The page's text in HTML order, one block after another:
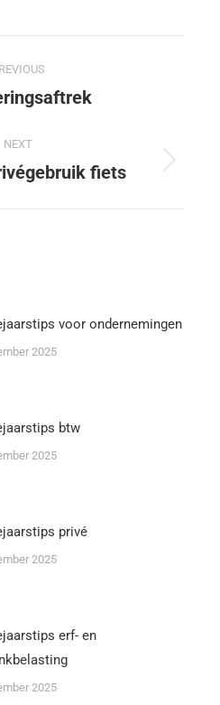
NEXT
fiets
voor ondernemingen
2025
btw
2025
privé
2025
erf- en
2025